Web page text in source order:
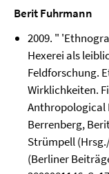
Berit Fuhrmann
2009. "
Hexerei als
Feldforschung.
Wirklichkeiten.
Anthropological
Berrenberg,
Strümpell
(Berliner